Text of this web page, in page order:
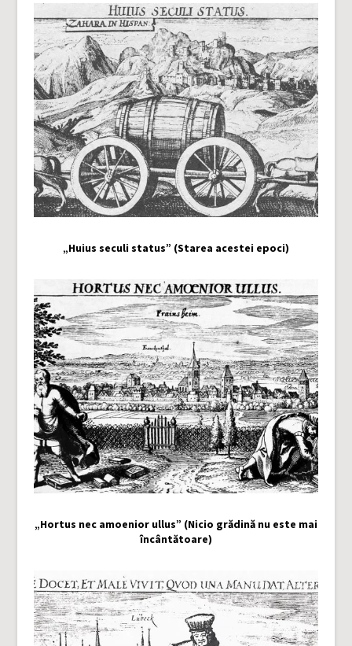
„Huius seculi status” (Starea acestei epoci)
„Hortus nec amoenior ullus” (Nicio grădină nu este mai
încântătoare)